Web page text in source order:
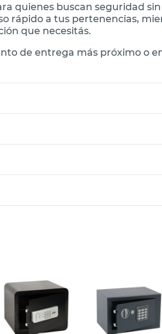
quienes buscan seguridad
rápido a tus pertenencias,
que necesitás.
de entrega más próximo o